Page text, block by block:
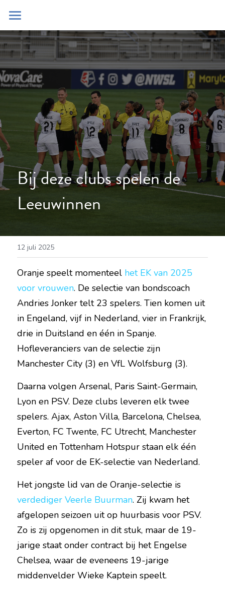
Home
Blog
Contact
Zoeken
POWERED BY
Bij deze clubs spelen de
Leeuwinnen
12 juli 2025
Oranje speelt momenteel het EK van 2025
voor vrouwen. De selectie van bondscoach
Andries Jonker telt 23 spelers. Tien komen uit
in Engeland, vijf in Nederland, vier in Frankrijk,
drie in Duitsland en één in Spanje.
Hofleveranciers van de selectie zijn
Manchester City (3) en VfL Wolfsburg (3).
Daarna volgen Arsenal, Paris Saint-Germain,
Lyon en PSV. Deze clubs leveren elk twee
spelers. Ajax, Aston Villa, Barcelona, Chelsea,
Everton, FC Twente, FC Utrecht, Manchester
United en Tottenham Hotspur staan elk één
speler af voor de EK-selectie van Nederland.
verdediger Veerle Buurman. Zij kwam het
afgelopen seizoen uit op huurbasis voor PSV.
Zo is zij opgenomen in dit stuk, maar de 19-
jarige staat onder contract bij het Engelse
Chelsea, waar de eveneens 19-jarige
middenvelder Wieke Kaptein speelt.